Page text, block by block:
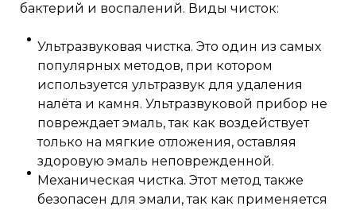
бактерий и воспалений. Виды чисток:
Ультразвуковая чистка. Это один из самых
популярных методов, при котором
используется ультразвук для удаления
налёта и камня. Ультразвуковой прибор не
повреждает эмаль, так как воздействует
только на мягкие отложения, оставляя
здоровую эмаль неповрежденной.
Механическая чистка. Этот метод также
безопасен для эмали, так как применяется